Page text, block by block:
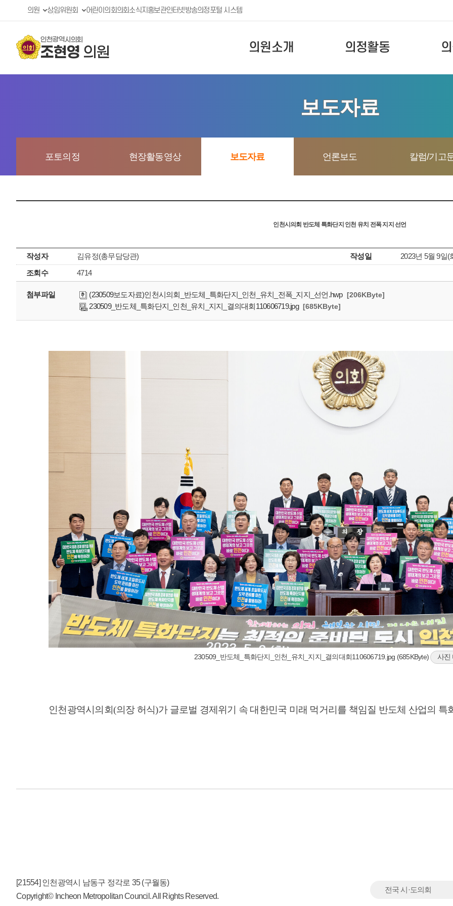
의원 상임위원회 어린이의회의회소식지 홍보관인터넷방송의정포털 시스템
인천광역시의회
조현영 의원 의원소개 의정활동
보도자료
포토의정 현장활동영상 보도자료 언론보도 칼럼/기고
인천시의회 반도체 특화단지 인천 유치 전폭 지지 선언
작성자 김유정(총무담당관) 작성일
2023년 5월 9일(
조회수
4714
첨부파일 (230509보도자료)인천시의회_반도체_특화단지_인천_유치_전폭_지지_선언.hwp [206KByte]
230509_반도체_특화단지_인천_유치_지지_결의대회110606719.jpg [685KByte]
230509_반도체_특화단지_인천_유치_지지_결의대회110606719.jpg (685KByte) 사진
인천광역시의회(의장 허식)가 글로벌 경제위기 속 대한민국 미래 먹거리를 책임질 반도체 산업의 특
[21554] 인천광역시 남동구 정각로 35 (구월동)
Copyright© Incheon Metropolitan Council. All Rights Reserved.
전국 시·도의회